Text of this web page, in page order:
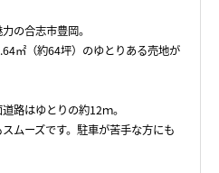
の合志市豊岡。
㎡（約64坪）のゆとりある売地が
路はゆとりの約12ｍ。
ムーズです。駐車が苦手な方にも